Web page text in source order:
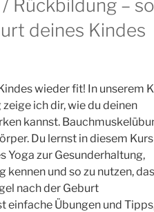
Rückbildung – so
deines Kindes
wieder fit! In unserem
ich dir, wie du deinen
kannst.
Du lernst in diesem Kurs
Yoga zur Gesunderhaltung,
und so zu nutzen,
nach der Geburt
einfache Übungen und